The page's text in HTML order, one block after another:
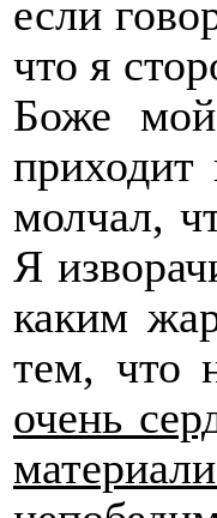
если
что я
Боже
молчал,
Я
каким
тем, что
очень